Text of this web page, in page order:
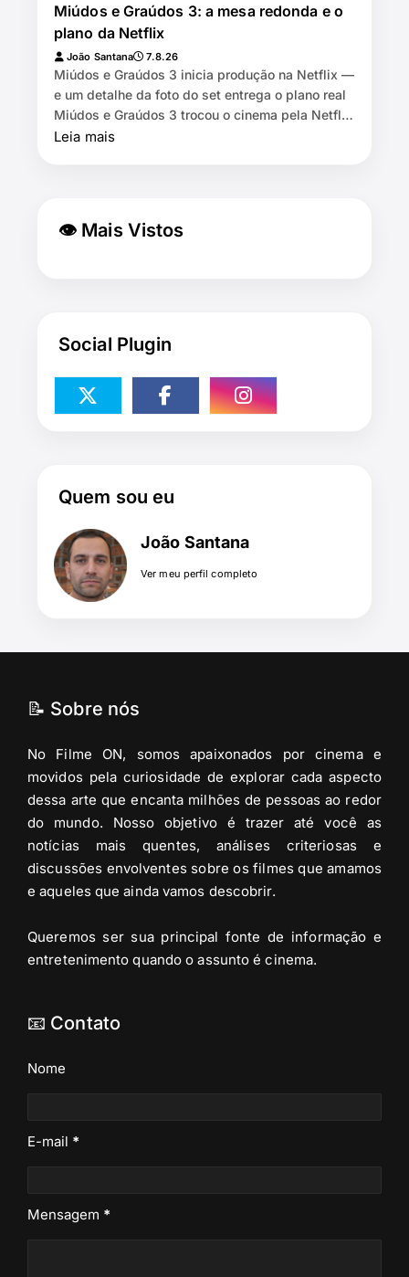
Miúdos e Graúdos 3: a mesa redonda e o
plano da Netflix
João Santana 7.8.26
Miúdos e Graúdos 3 inicia produção na Netflix —
e um detalhe da foto do set entrega o plano real
Miúdos e Graúdos 3 trocou o cinema pela Netflix
⏱️ 7 min de leitura …
Leia mais
👁 Mais Vistos
Social Plugin
Quem sou eu
João Santana
Ver meu perfil completo
📝 Sobre nós
No Filme ON, somos apaixonados por cinema e
movidos pela curiosidade de explorar cada aspecto
dessa arte que encanta milhões de pessoas ao redor
do mundo. Nosso objetivo é trazer até você as
notícias mais quentes, análises criteriosas e
discussões envolventes sobre os filmes que amamos
e aqueles que ainda vamos descobrir.
Queremos ser sua principal fonte de informação e
entretenimento quando o assunto é cinema.
📧 Contato
Nome
E-mail *
Mensagem *